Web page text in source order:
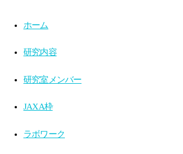
ホーム
研究内容
研究室メンバー
JAXA枠
ラボワーク